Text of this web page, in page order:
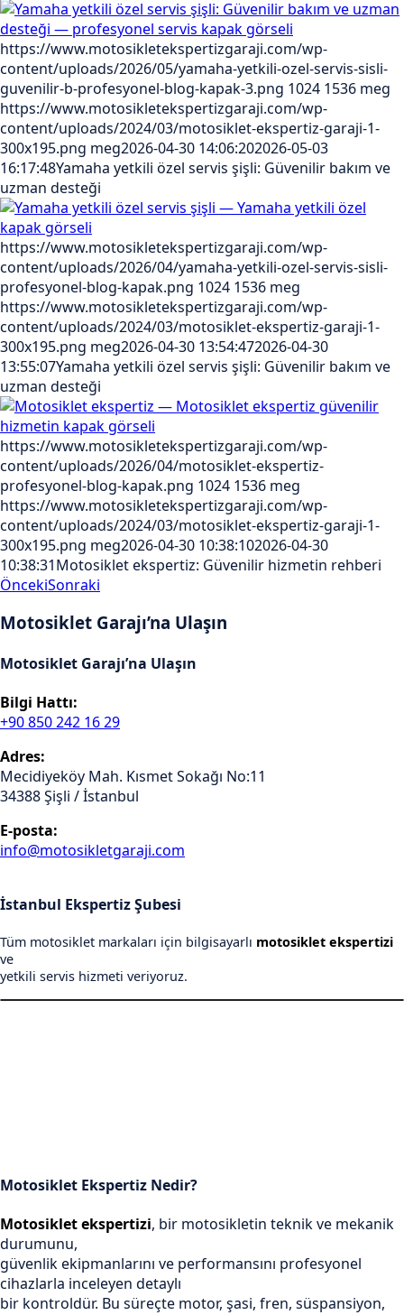
https://www.motosikletekspertizgaraji.com/wp-
content/uploads/2026/05/yamaha-yetkili-ozel-servis-sisli-
guvenilir-b-profesyonel-blog-kapak-3.png 1024 1536 meg
https://www.motosikletekspertizgaraji.com/wp-
content/uploads/2024/03/motosiklet-ekspertiz-garaji-1-
300x195.png meg2026-04-30 14:06:202026-05-03
16:17:48Yamaha yetkili özel servis şişli: Güvenilir bakım ve
uzman desteği
https://www.motosikletekspertizgaraji.com/wp-
content/uploads/2026/04/yamaha-yetkili-ozel-servis-sisli-
profesyonel-blog-kapak.png 1024 1536 meg
https://www.motosikletekspertizgaraji.com/wp-
content/uploads/2024/03/motosiklet-ekspertiz-garaji-1-
300x195.png meg2026-04-30 13:54:472026-04-30
13:55:07Yamaha yetkili özel servis şişli: Güvenilir bakım ve
uzman desteği
https://www.motosikletekspertizgaraji.com/wp-
content/uploads/2026/04/motosiklet-ekspertiz-
profesyonel-blog-kapak.png 1024 1536 meg
https://www.motosikletekspertizgaraji.com/wp-
content/uploads/2024/03/motosiklet-ekspertiz-garaji-1-
300x195.png meg2026-04-30 10:38:102026-04-30
10:38:31Motosiklet ekspertiz: Güvenilir hizmetin rehberi
ÖncekiSonraki
Motosiklet Garajı’na Ulaşın
Motosiklet Garajı’na Ulaşın
Bilgi Hattı:
+90 850 242 16 29
Adres:
Mecidiyeköy Mah. Kısmet Sokağı No:11
34388 Şişli / İstanbul
E-posta:
info@motosikletgaraji.com
İstanbul Ekspertiz Şubesi
Tüm motosiklet markaları için bilgisayarlı motosiklet ekspertizi
ve
yetkili servis hizmeti veriyoruz.
Motosiklet Ekspertiz Nedir?
Motosiklet ekspertizi, bir motosikletin teknik ve mekanik
durumunu,
güvenlik ekipmanlarını ve performansını profesyonel
cihazlarla inceleyen detaylı
bir kontroldür. Bu süreçte motor, şasi, fren, süspansiyon,